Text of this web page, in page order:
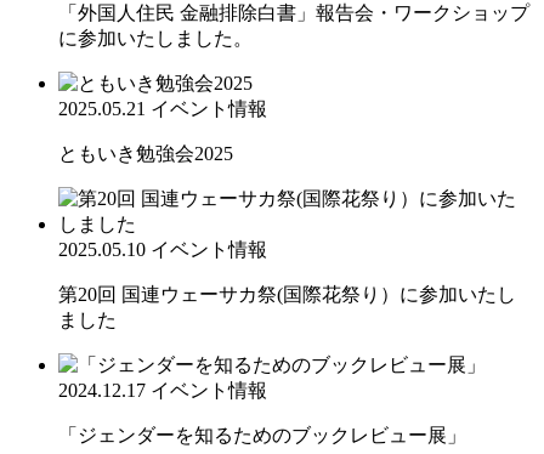
「外国人住民 金融排除白書」報告会・ワークショップ
に参加いたしました。
2025.05.21 イベント情報
ともいき勉強会2025
2025.05.10 イベント情報
第20回 国連ウェーサカ祭(国際花祭り）に参加いたし
ました
2024.12.17 イベント情報
「ジェンダーを知るためのブックレビュー展」